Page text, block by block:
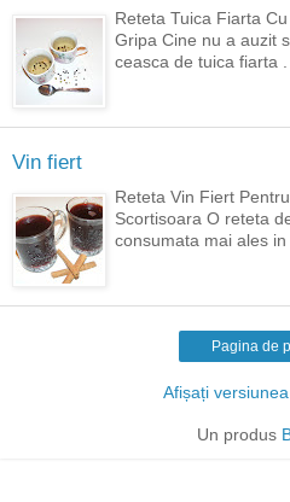
Reteta Tuica Fiarta
Gripa Cine nu a auzit
ceasca de tuica fiarta .
Vin fiert
Reteta Vin Fiert
Scortisoara O reteta
consumata mai ales in
Pagina de
Afișați
Un produs